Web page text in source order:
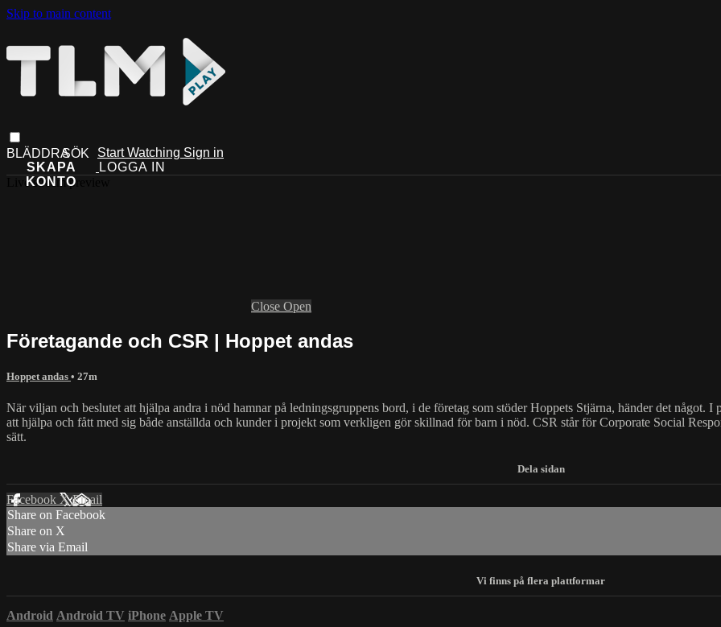
Skip to main content
Start Watching Sign in
Live stream preview
Close Open
Företagande och CSR | Hoppet andas
Hoppet andas • 27m
När viljan och beslutet att hjälpa andra i nöd hamnar på ledningsgruppens bord, i de företag som stöder Hoppets Stjärna, händer det något.
att hjälpa och fått med sig både anställda och kunder i projekt som verkligen gör skillnad för barn i nöd. CSR står för Corporate Social
sätt.
Facebook XEmail
Share on Facebook
Share on X
Share via Email
Android Android TV iPhone Apple TV